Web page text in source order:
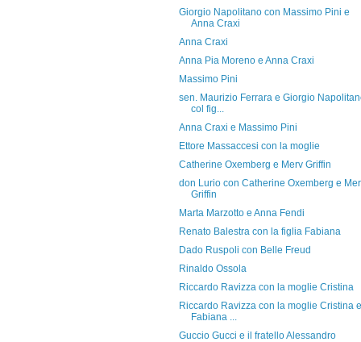
Giorgio Napolitano con Massimo Pini e
Anna Craxi
Anna Craxi
Anna Pia Moreno e Anna Craxi
Massimo Pini
sen. Maurizio Ferrara e Giorgio
col fig...
Anna Craxi e Massimo Pini
Ettore Massaccesi con la moglie
Catherine Oxemberg e Merv Griffin
don Lurio con Catherine Oxemberg e
Griffin
Marta Marzotto e Anna Fendi
Renato Balestra con la figlia Fabiana
Dado Ruspoli con Belle Freud
Rinaldo Ossola
Riccardo Ravizza con la moglie Cristina
Riccardo Ravizza con la moglie Cristina e
Fabiana ...
Guccio Gucci e il fratello Alessandro